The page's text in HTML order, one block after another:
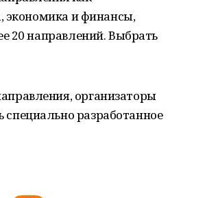
экономика и финансы,
20 направлений. Выбрать
организаторы
разработанное